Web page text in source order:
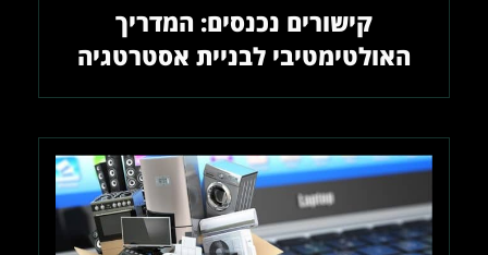
קישורים נכנסים: המדריך
האולטימטיבי לבניית אסטרטגיה